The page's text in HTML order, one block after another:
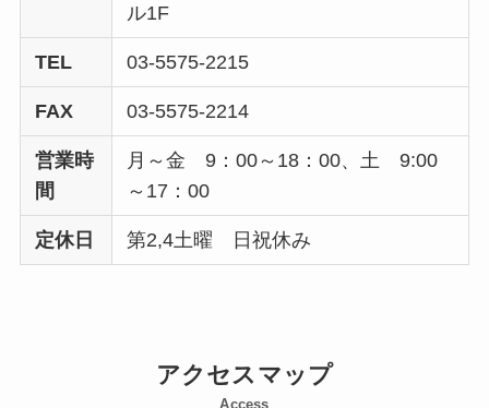
ル1F
TEL 03-5575-2215
FAX 03-5575-2214
営業時
間
月～金 9：00～18：00、土 9:00
～17：00
定休日 第2,4土曜 日祝休み
アクセスマップ
Access